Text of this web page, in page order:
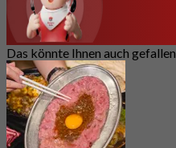
Das könnte Ihnen auch gefallen